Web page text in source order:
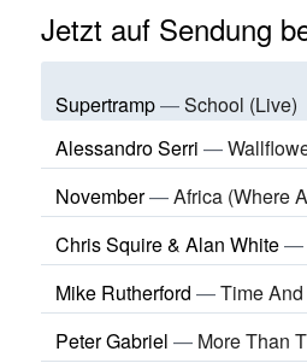
Jetzt auf Sendung
Supertramp—School (Live)
Alessandro Serri —
November—Africa (Where
Chris Squire & Alan White—
Mike Rutherford —Time
Peter Gabriel — More Than